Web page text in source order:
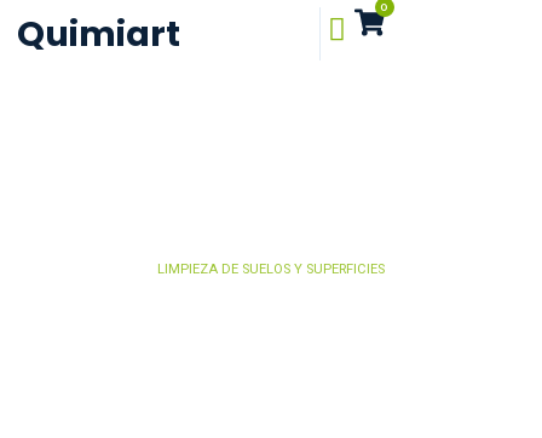
Quimiart
0
LIMPIEZA DE SUELOS Y SUPERFICIES